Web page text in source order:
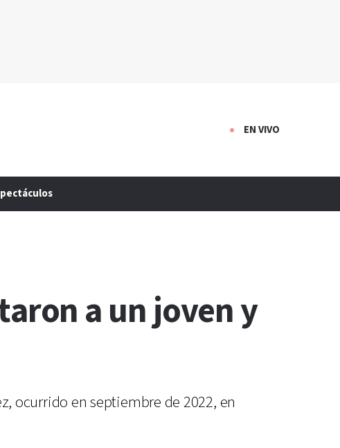
EN VIVO
a un joven y
ocurrido en septiembre de 2022, en